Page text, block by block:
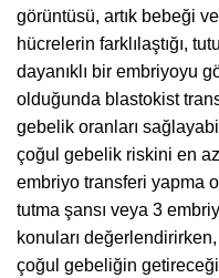
görüntüsü, artık bebeği
hücrelerin farklılaştığı,
dayanıklı bir embriyoyu
olduğunda blastokist
gebelik oranları
çoğul gebelik riskini en
embriyo transferi yapma
tutma şansı veya 3
konuları
çoğul gebeliğin